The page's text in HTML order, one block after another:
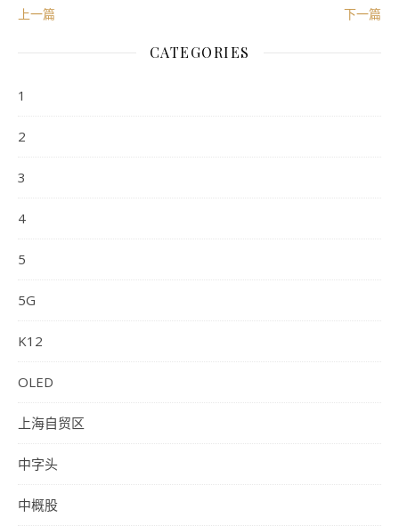
上一篇 下一篇
CATEGORIES
1
2
3
4
5
5G
K12
OLED
上海自贸区
中字头
中概股